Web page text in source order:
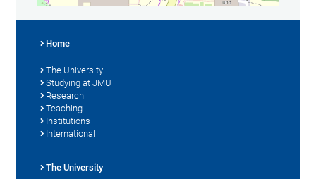
Home
The University
Studying at JMU
Research
Teaching
Institutions
International
The University